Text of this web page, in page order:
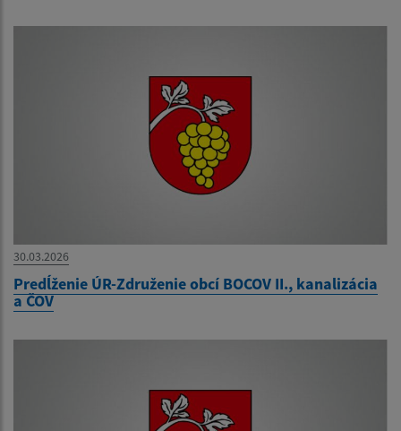
30.03.2026
Predĺženie ÚR-Združenie obcí BOCOV II., kanalizácia
a ČOV